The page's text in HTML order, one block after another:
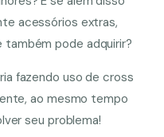
acessórios extras,
pode adquirir?
fazendo uso de cross
ao mesmo tempo
seu problema!